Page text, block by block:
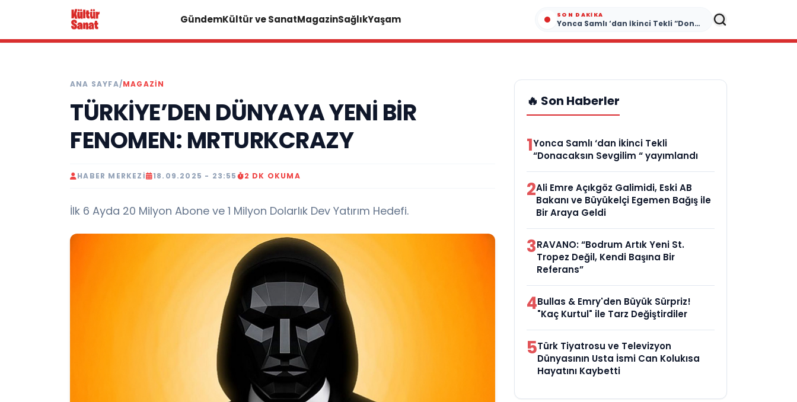
GündemKültür ve SanatMagazinSağlıkYaşam SON DAKIKA
Yonca Samlı ‘dan İkinci Tekli “Donacaksın Sevgilim “ yayımlandı
ANA SAYFA/MAGAZIN
TÜRKİYE’DEN DÜNYAYA YENİ BİR
FENOMEN: MRTURKCRAZY
HABER MERKEZI 18.09.2025 - 23:55 2 DK OKUMA
İlk 6 Ayda 20 Milyon Abone ve 1 Milyon Dolarlık Dev Yatırım Hedefi.
🔥 Son Haberler
1Yonca Samlı ‘dan İkinci Tekli
“Donacaksın Sevgilim “ yayımlandı
2Ali Emre Açıkgöz Galimidi, Eski AB
Bakanı ve Büyükelçi Egemen Bağış ile
Bir Araya Geldi
3RAVANO: “Bodrum Artık Yeni St.
Tropez Değil, Kendi Başına Bir
Referans”
4Bullas & Emry'den Büyük Sürpriz!
"Kaç Kurtul" ile Tarz Değiştirdiler
5Türk Tiyatrosu ve Televizyon
Dünyasının Usta İsmi Can Kolukısa
Hayatını Kaybetti